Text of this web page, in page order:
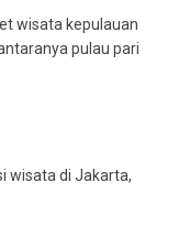
wisata kepulauan
pulau pari
wisata di Jakarta,